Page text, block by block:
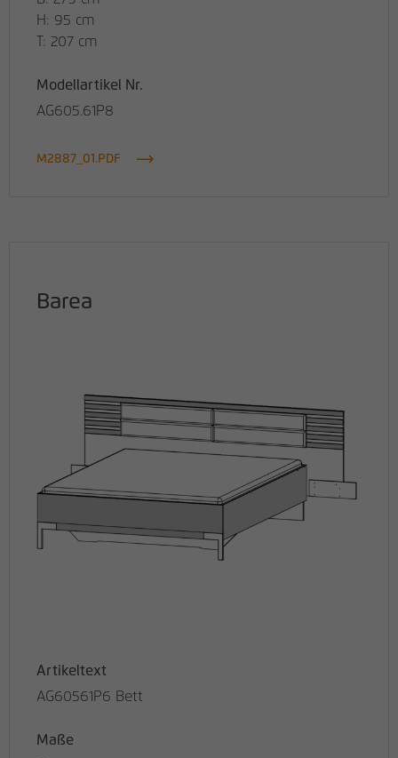
H: 95 cm
T: 207 cm
Modellartikel Nr.
AG605.61P8
M2887_01.PDF
Barea
Artikeltext
AG60561P6 Bett
Maße